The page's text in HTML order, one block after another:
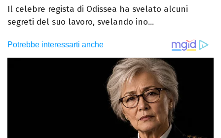
Il celebre regista di Odissea ha svelato alcuni
segreti del suo lavoro, svelando ino...